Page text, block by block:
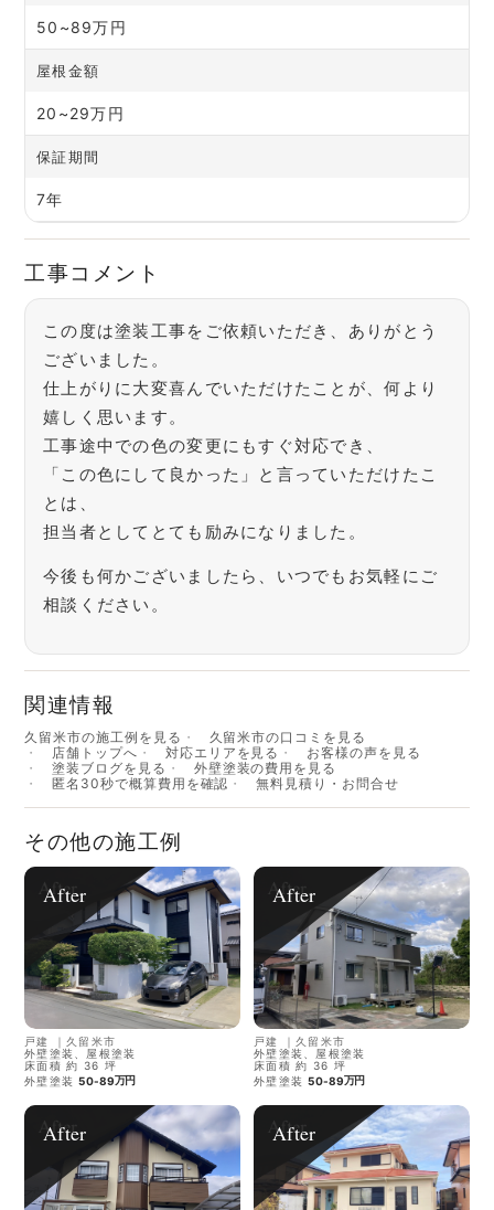
50~89万円
屋根金額
20~29万円
保証期間
7年
工事コメント
この度は塗装工事をご依頼いただき、ありがとう
ございました。
仕上がりに大変喜んでいただけたことが、何より
嬉しく思います。
工事途中での色の変更にもすぐ対応でき、
「この色にして良かった」と言っていただけたこ
とは、
担当者としてとても励みになりました。
今後も何かございましたら、いつでもお気軽にご
相談ください。
関連情報
久留米市の施工例を見る
久留米市の口コミを見る
店舗トップへ
対応エリアを見る
お客様の声を見る
塗装ブログを見る
外壁塗装の費用を見る
匿名30秒で概算費用を確認
無料見積り・お問合せ
その他の施工例
After
戸建 ｜久留米市
外壁塗装、屋根塗装
床面積 約 36 坪
外壁塗装 50-89万円
After
戸建 ｜久留米市
外壁塗装、屋根塗装
床面積 約 36 坪
外壁塗装 50-89万円
After After